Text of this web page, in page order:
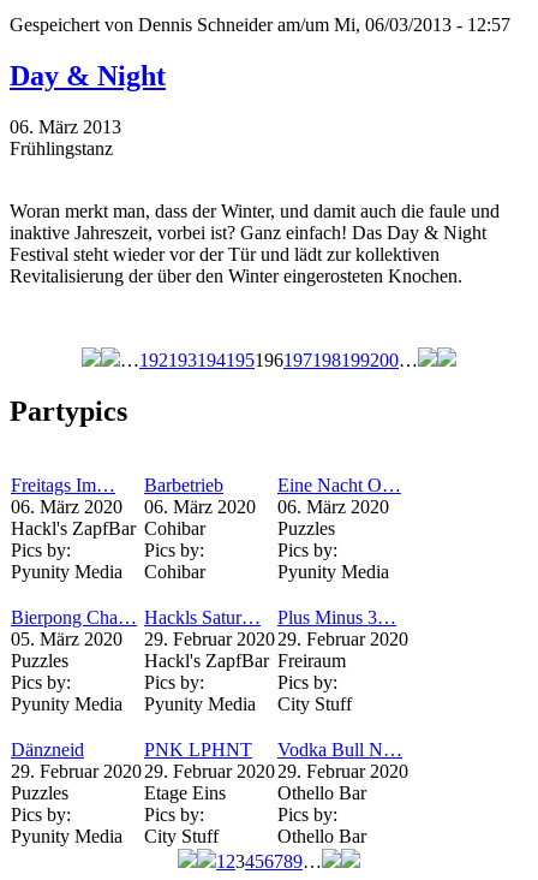
Gespeichert von Dennis Schneideram/um Mi, 06/03/2013 - 12:57
Day & Night
06. März 2013
Frühlingstanz
Woran merkt man, dass der Winter, und damit auch die faule und
inaktive Jahreszeit, vorbei ist? Ganz einfach! Das Day & Night
Festival steht wieder vor der Tür und lädt zur kollektiven
Revitalisierung der über den Winter eingerosteten Knochen.
…192193194195196197198199200…
Partypics
Freitags Im…
06. März 2020
Hackl's ZapfBar
Pics by:
Pyunity Media
Barbetrieb
06. März 2020
Cohibar
Pics by:
Cohibar
Eine Nacht O…
06. März 2020
Puzzles
Pics by:
Pyunity Media
Bierpong Cha…
05. März 2020
Puzzles
Pics by:
Pyunity Media
Hackls Satur…
29. Februar 2020
Hackl's ZapfBar
Pics by:
Pyunity Media
Plus Minus 3…
29. Februar 2020
Freiraum
Pics by:
City Stuff
Dänzneid
29. Februar 2020
Puzzles
Pics by:
Pyunity Media
PNK LPHNT
29. Februar 2020
Etage Eins
Pics by:
City Stuff
Vodka Bull N…
29. Februar 2020
Othello Bar
Pics by:
Othello Bar
1 23456789…